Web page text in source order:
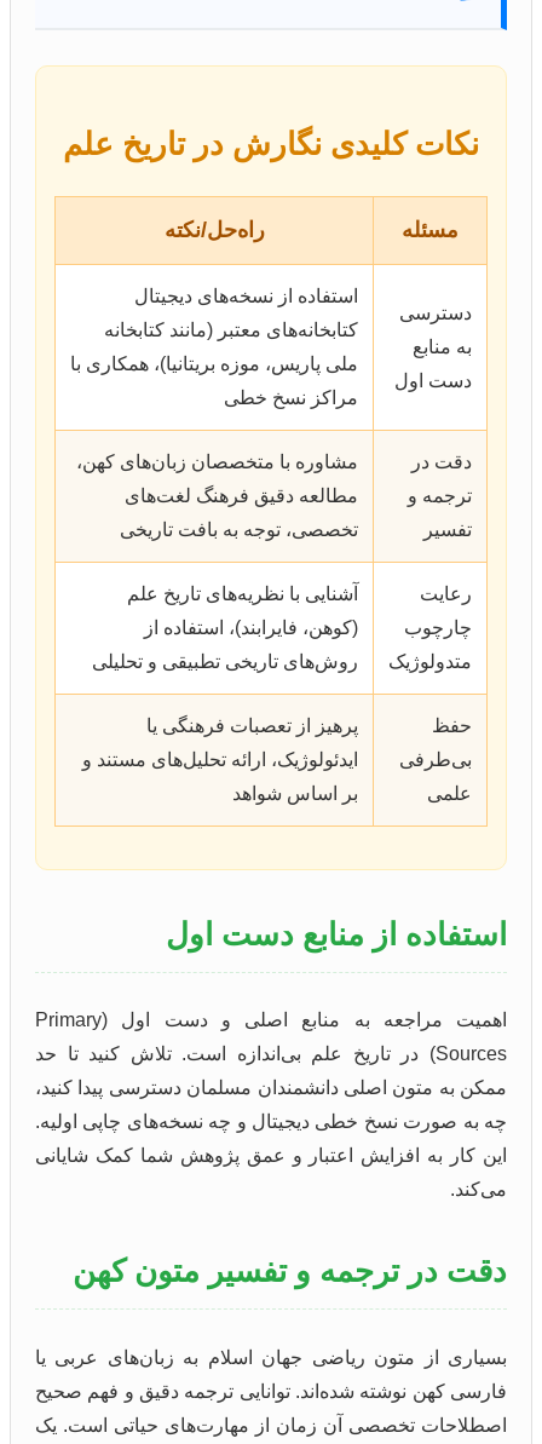
نکات کلیدی نگارش در تاریخ علم
مسئله راه‌حل/نکته
دسترسی
به منابع
دست اول
استفاده از نسخه‌های دیجیتال
کتابخانه‌های معتبر (مانند کتابخانه
ملی پاریس، موزه بریتانیا)، همکاری با
مراکز نسخ خطی
دقت در
ترجمه و
تفسیر
مشاوره با متخصصان زبان‌های کهن،
مطالعه دقیق فرهنگ لغت‌های
تخصصی، توجه به بافت تاریخی
رعایت
چارچوب
متدولوژیک
آشنایی با نظریه‌های تاریخ علم
(کوهن، فایرابند)، استفاده از
روش‌های تاریخی تطبیقی و تحلیلی
حفظ
بی‌طرفی
علمی
پرهیز از تعصبات فرهنگی یا
ایدئولوژیک، ارائه تحلیل‌های مستند و
بر اساس شواهد
استفاده از منابع دست اول
اهمیت مراجعه به منابع اصلی و دست اول (Primary
Sources) در تاریخ علم بی‌اندازه است. تلاش کنید تا حد
ممکن به متون اصلی دانشمندان مسلمان دسترسی پیدا کنید،
چه به صورت نسخ خطی دیجیتال و چه نسخه‌های چاپی اولیه.
این کار به افزایش اعتبار و عمق پژوهش شما کمک شایانی
می‌کند.
دقت در ترجمه و تفسیر متون کهن
بسیاری از متون ریاضی جهان اسلام به زبان‌های عربی یا
فارسی کهن نوشته شده‌اند. توانایی ترجمه دقیق و فهم صحیح
اصطلاحات تخصصی آن زمان از مهارت‌های حیاتی است. یک